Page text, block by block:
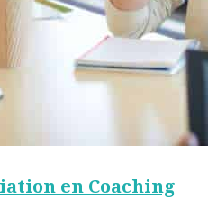
en Coaching